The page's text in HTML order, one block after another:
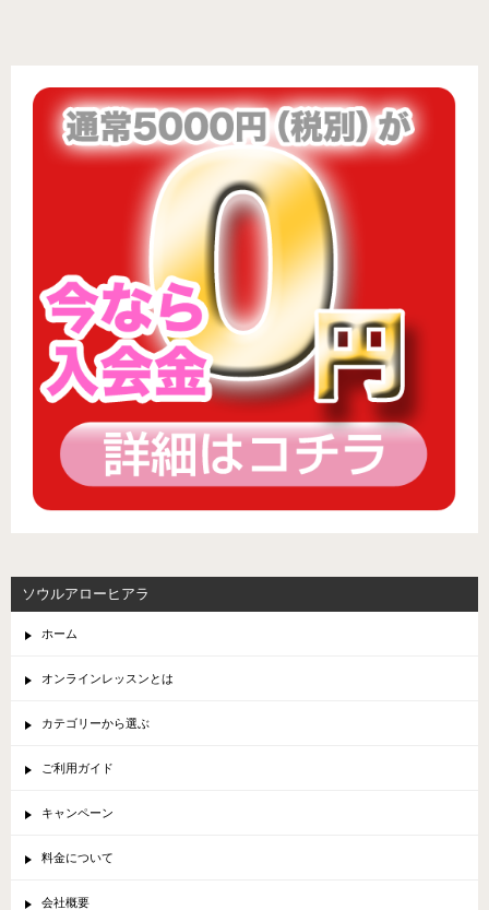
ソウルアローヒアラ
ホーム
オンラインレッスンとは
カテゴリーから選ぶ
ご利用ガイド
キャンペーン
料金について
会社概要